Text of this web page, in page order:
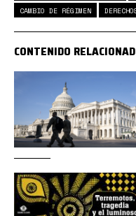
CAMBIO DE RÉGIMEN
CONTENIDO